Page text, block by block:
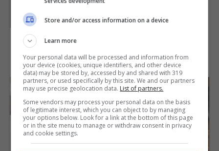
Parole diDolcezzuola
IN PRIMO PIANO
Store and/or access information on a device
Learn more
Your personal data will be processed and information from
your device (cookies, unique identifiers, and other device
data) may be stored by, accessed by and shared with 319
partners, or used specifically by this site. We and our partners
may use precise geolocation data. List of partners.
Some vendors may process your personal data on the basis
of legitimate interest, which you can object to by managing
your options below. Look for a link at the bottom of this page
or in the site menu to manage or withdraw consent in privacy
and cookie settings.